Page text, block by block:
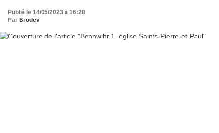
Publié le 14/05/2023 à 16:28
Par Brodev